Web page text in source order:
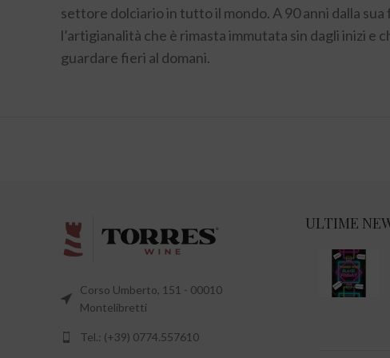
settore dolciario in tutto il mondo. A 90 anni dalla
l’artigianalità che è rimasta immutata sin dagli inizi
guardare fieri al domani.
Corso Umberto, 151 - 00010
Montelibretti
Tel.: (+39) 0774.557610
ULTIME